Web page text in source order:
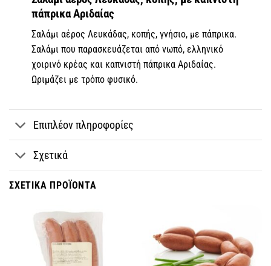
πάπρικα Αριδαίας
Σαλάμι αέρος Λευκάδας, κοπής, γνήσιο, με πάπρικα.
Σαλάμι που παρασκευάζεται από νωπό, ελληνικό
χοιρινό κρέας και καπνιστή πάπρικα Αριδαίας.
Ωριμάζει με τρόπο φυσικό.
Επιπλέον πληροφορίες
Σχετικά
ΣΧΕΤΙΚΆ ΠΡΟΪΌΝΤΑ